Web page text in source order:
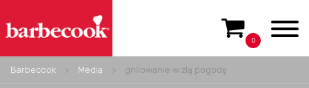
0
Barbecook > Media > grillowanie w złą pogodę